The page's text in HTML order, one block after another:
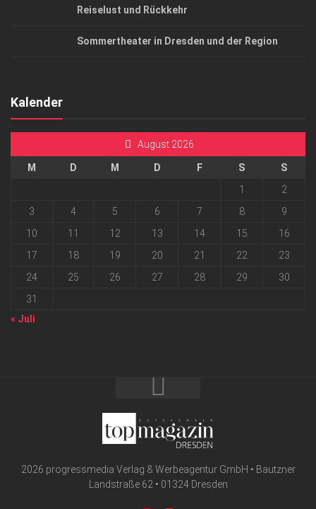
Reiselust und Rückkehr
Sommertheater in Dresden und der Region
Kalender
August 2026
M D M D F S
S
1
2
3
4 5 6 7 8
9
10
11 12 13 14 15
16
17
18 19 20 21 22
23
24
25 26 27 28 29
30
31
« Juli
2026 progressmedia Verlag & Werbeagentur GmbH • Bautzner
Landstraße 62 • 01324 Dresden